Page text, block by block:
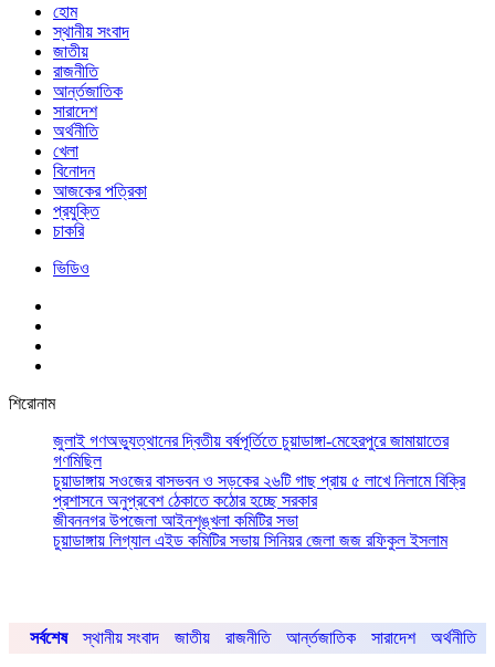
হোম
স্থানীয় সংবাদ
জাতীয়
রাজনীতি
আর্ন্তজাতিক
সারাদেশ
অর্থনীতি
খেলা
বিনোদন
আজকের পত্রিকা
প্রযুক্তি
চাকরি
ভিডিও
শিরোনাম
জুলাই গণঅভ্যুত্থানের দ্বিতীয় বর্ষপূর্তিতে চুয়াডাঙ্গা-মেহেরপুরে জামায়াতের
গণমিছিল
চুয়াডাঙ্গায় সওজের বাসভবন ও সড়কের ২৬টি গাছ প্রায় ৫ লাখে নিলামে বিক্রি
প্রশাসনে অনুপ্রবেশ ঠেকাতে কঠোর হচ্ছে সরকার
জীবননগর উপজেলা আইনশৃঙ্খলা কমিটির সভা
চুয়াডাঙ্গায় লিগ্যাল এইড কমিটির সভায় সিনিয়র জেলা জজ রফিকুল ইসলাম
সর্বশেষ স্থানীয় সংবাদ জাতীয় রাজনীতি আর্ন্তজাতিক সারাদেশ অর্থনীতি